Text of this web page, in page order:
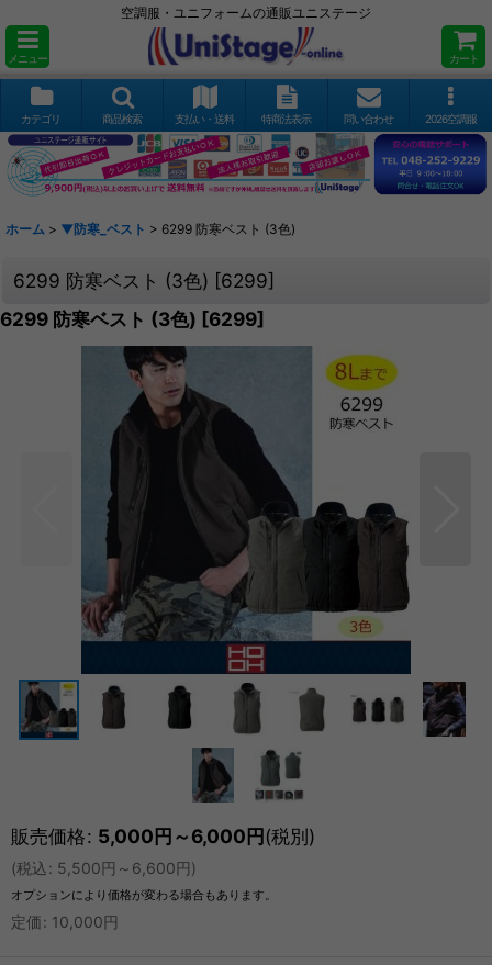
空調服・ユニフォームの通販ユニステージ
メニュー カート
カテゴリ 商品検索 支払い・送料 特商法表示 問い合わせ 2026空調服
ホーム > ▼防寒_ベスト > 6299 防寒ベスト (3色)
6299 防寒ベスト (3色) [6299]
6299 防寒ベスト (3色) [6299]
販売価格: 5,000円 ～6,000円 (税別)
(税込: 5,500 円 ～6,600 円 )
オプションにより価格が変わる場合もあります。
定価: 10,000 円